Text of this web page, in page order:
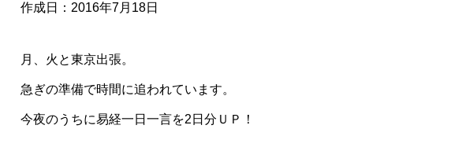
作成日：2016年7月18日
月、火と東京出張。
急ぎの準備で時間に追われています。
今夜のうちに易経一日一言を2日分ＵＰ！